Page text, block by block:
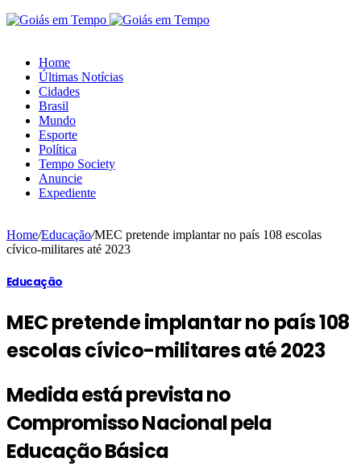
Home
Últimas Notícias
Cidades
Brasil
Mundo
Esporte
Política
Tempo Society
Anuncie
Expediente
Home/Educação/MEC pretende implantar no país 108 escolas
cívico-militares até 2023
Educação
MEC pretende implantar no país 108
escolas cívico-militares até 2023
Medida está prevista no
Compromisso Nacional pela
Educação Básica